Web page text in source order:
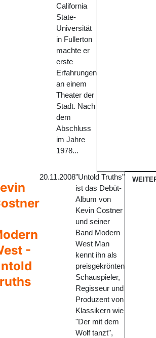
California
State-
Universität
in Fullerton
machte er
erste
Erfahrungen
an einem
Theater der
Stadt. Nach
dem
Abschluss
im Jahre
1978...
-
20.11.2008"Untold Truths"
ist das Debüt-
Album von
Kevin Costner
und seiner
Band Modern
West Man
kennt ihn als
preisgekrönten
Schauspieler,
Regisseur und
Produzent von
Klassikern wie
"Der mit dem
Wolf tanzt",